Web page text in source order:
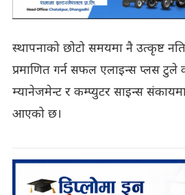
स्थापनाको छोटो समयमा नै उत्कृष्ट
प्रमाणित गर्न सफल एलाइन्स प्लस टुले
म्यानेजमेन्ट र कम्प्युटर साइन्स
आएको छ।